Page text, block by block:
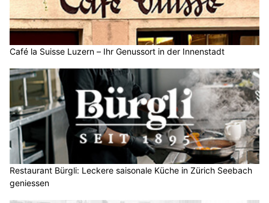
Café la Suisse Luzern – Ihr Genussort in der Innenstadt
Restaurant Bürgli: Leckere saisonale Küche in Zürich Seebach
geniessen